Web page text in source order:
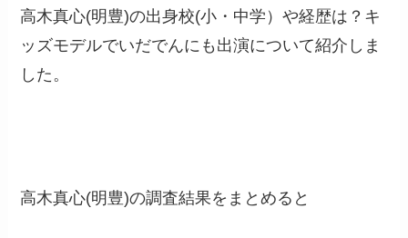
高木真心(明豊)の出身校(小・中学）や経歴は？キ
ッズモデルでいだでんにも出演について紹介しま
した。
高木真心(明豊)の調査結果をまとめると